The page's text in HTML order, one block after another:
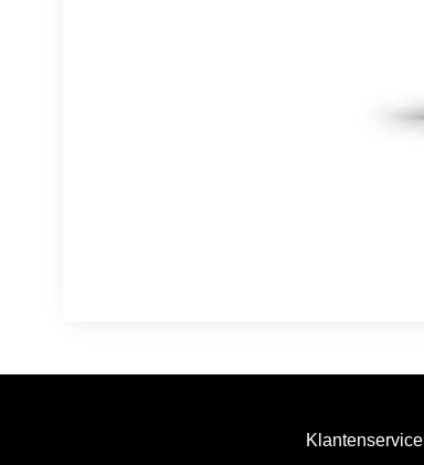
Klantenservice